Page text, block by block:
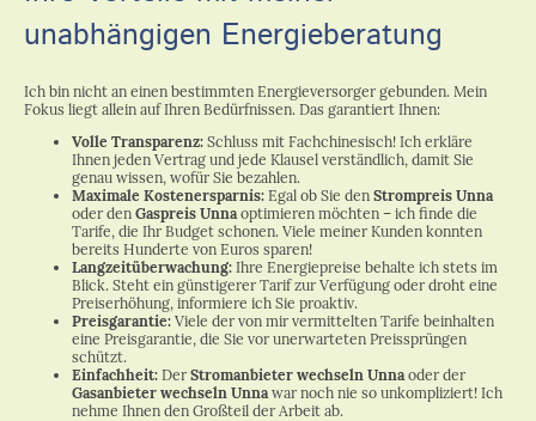
unabhängigen Energieberatung
Ich bin nicht an einen bestimmten Energieversorger gebunden. Mein
Fokus liegt allein auf Ihren Bedürfnissen. Das garantiert Ihnen:
Volle Transparenz: Schluss mit Fachchinesisch! Ich erkläre
Ihnen jeden Vertrag und jede Klausel verständlich, damit Sie
genau wissen, wofür Sie bezahlen.
Maximale Kostenersparnis: Egal ob Sie den Strompreis Unna
oder den Gaspreis Unna optimieren möchten – ich finde die
Tarife, die Ihr Budget schonen. Viele meiner Kunden konnten
bereits Hunderte von Euros sparen!
Langzeitüberwachung: Ihre Energiepreise behalte ich stets im
Blick. Steht ein günstigerer Tarif zur Verfügung oder droht eine
Preiserhöhung, informiere ich Sie proaktiv.
Preisgarantie: Viele der von mir vermittelten Tarife beinhalten
eine Preisgarantie, die Sie vor unerwarteten Preissprüngen
schützt.
Einfachheit: Der Stromanbieter wechseln Unna oder der
Gasanbieter wechseln Unna war noch nie so unkompliziert! Ich
nehme Ihnen den Großteil der Arbeit ab.